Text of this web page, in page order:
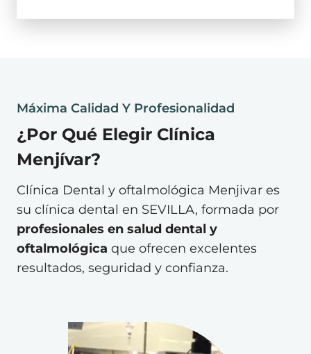
Máxima Calidad Y Profesionalidad
¿Por Qué Elegir Clínica
Menjívar?
Clínica Dental y oftalmológica Menjivar es
su clínica dental en SEVILLA, formada por
profesionales en salud dental y
oftalmológica que ofrecen excelentes
resultados, seguridad y confianza.